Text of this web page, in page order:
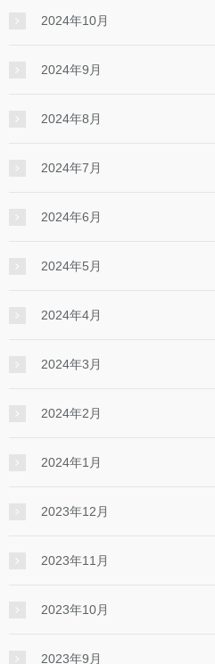
2024年10月
2024年9月
2024年8月
2024年7月
2024年6月
2024年5月
2024年4月
2024年3月
2024年2月
2024年1月
2023年12月
2023年11月
2023年10月
2023年9月